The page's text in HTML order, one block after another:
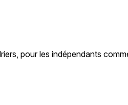
pour les indépendants